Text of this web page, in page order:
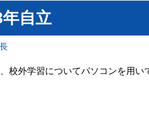
自立
校外学習についてパソコンを用